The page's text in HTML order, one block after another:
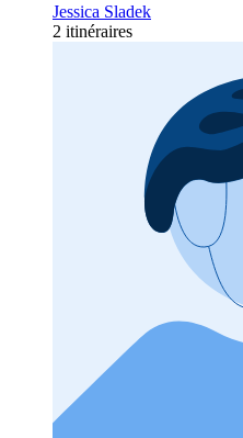
Jessica Sladek
2 itinéraires